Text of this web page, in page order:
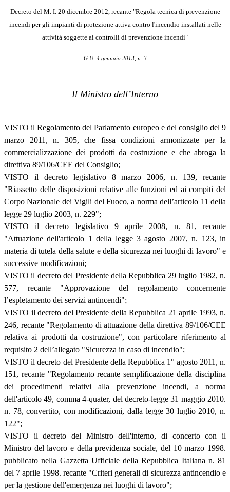
Decreto del M. I. 20 dicembre 2012, recante "Regola tecnica di prevenzione
incendi per gli impianti di protezione attiva contro l'incendio installati nelle
attività soggette ai controlli di prevenzione incendi"
G.U. 4 gennaio 2013, n. 3
Il Ministro dell’Interno
VISTO il Regolamento del Parlamento europeo e del consiglio del 9
marzo 2011, n. 305, che fissa condizioni armonizzate per la
commercializzazione dei prodotti da costruzione e che abroga la
direttiva 89/106/CEE del Consiglio;
VISTO il decreto legislativo 8 marzo 2006, n. 139, recante
"Riassetto delle disposizioni relative alle funzioni ed ai compiti del
Corpo Nazionale dei Vigili del Fuoco, a norma dell’articolo 11 della
legge 29 luglio 2003, n. 229";
VISTO il decreto legislativo 9 aprile 2008, n. 81, recante
"Attuazione dell'articolo 1 della legge 3 agosto 2007, n. 123, in
materia di tutela della salute e della sicurezza nei luoghi di lavoro" e
successive modificazioni;
VISTO il decreto del Presidente della Repubblica 29 luglio 1982, n.
577, recante "Approvazione del regolamento concernente
l’espletamento dei servizi antincendi";
VISTO il decreto del Presidente della Repubblica 21 aprile 1993, n.
246, recante "Regolamento di attuazione della direttiva 89/106/CEE
relativa ai prodotti da costruzione", con particolare riferimento al
requisito 2 dell’allegato "Sicurezza in caso di incendio";
VISTO il decreto del Presidente della Repubblica 1° agosto 2011, n.
151, recante "Regolamento recante semplificazione della disciplina
dei procedimenti relativi alla prevenzione incendi, a norma
dell'articolo 49, comma 4-quater, del decreto-legge 31 maggio 2010.
n. 78, convertito, con modificazioni, dalla legge 30 luglio 2010, n.
122";
VISTO il decreto del Ministro dell'interno, di concerto con il
Ministro del lavoro e della previdenza sociale, del 10 marzo 1998.
pubblicato nella Gazzetta Ufficiale della Repubblica Italiana n. 81
del 7 aprile 1998. recante "Criteri generali di sicurezza antincendio e
per la gestione dell'emergenza nei luoghi di lavoro";